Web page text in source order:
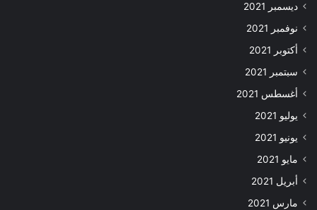
ديسمبر 2021
نوفمبر 2021
أكتوبر 2021
سبتمبر 2021
أغسطس 2021
يوليو 2021
يونيو 2021
مايو 2021
أبريل 2021
مارس 2021